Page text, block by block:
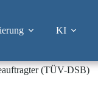
KI
(TÜV-DSB)